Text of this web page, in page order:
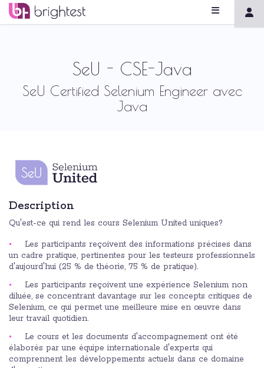
SeU - CSE-Java
SeU Certified Selenium Engineer avec
Java
Description
Qu'est-ce qui rend les cours Selenium United uniques?
Les participants reçoivent des informations précises dans
un cadre pratique, pertinentes pour les testeurs professionnels
d'aujourd'hui (25 % de théorie, 75 % de pratique).
Les participants reçoivent une expérience Selenium non
diluée, se concentrant davantage sur les concepts critiques de
Selenium, ce qui permet une meilleure mise en œuvre dans
leur travail quotidien.
Le cours et les documents d'accompagnement ont été
élaborés par une équipe internationale d'experts qui
comprennent les développements actuels dans ce domaine